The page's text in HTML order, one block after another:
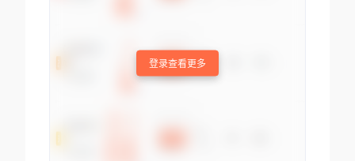
登录查看更多